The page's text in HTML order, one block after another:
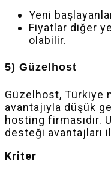
Yeni
Fiyatlar diğer
olabilir.
5) Güzelhost
Güzelhost, Türkiye
avantajıyla düşük
hosting firmasıdır.
desteği avantajları
Kriter